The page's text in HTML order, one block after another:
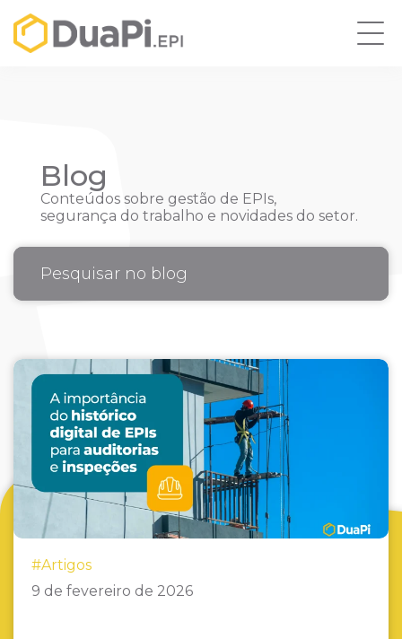
Blog
Conteúdos sobre gestão de EPIs,
segurança do trabalho e novidades do setor.
#Artigos
9 de fevereiro de 2026